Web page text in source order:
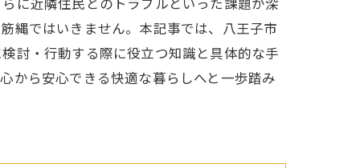
縄ではいきません。本記事では、八王子市
討・行動する際に役立つ知識と具体的な手
から安心できる快適な暮らしへと一歩踏み